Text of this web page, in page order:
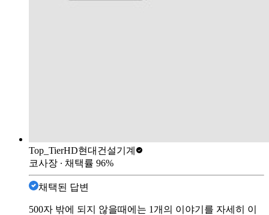
Top_TierHD현대건설기계
코사장 ∙ 채택률 96%
채택된 답변
500자 밖에 되지 않을때에는 1개의 이야기를 자세히 이